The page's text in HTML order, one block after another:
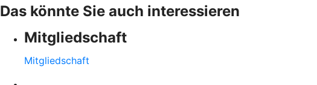
Das könnte Sie auch interessieren
Mitgliedschaft
Mitgliedschaft